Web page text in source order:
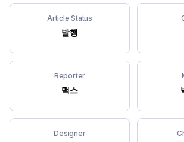
Article Status
발행
Reporter
맥스
Designer